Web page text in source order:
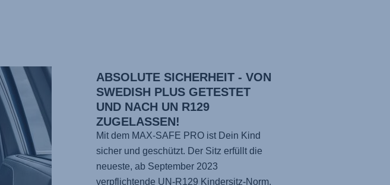
ABSOLUTE SICHERHEIT - VON
SWEDISH PLUS GETESTET
UND NACH UN R129
ZUGELASSEN!
Mit dem MAX-SAFE PRO ist Dein Kind
sicher und geschützt. Der Sitz erfüllt die
neueste, ab September 2023
verpflichtende UN-R129 Kindersitz-Norm.